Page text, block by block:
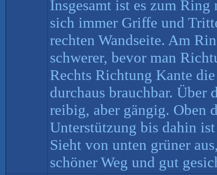
Insgesamt ist es zum
sich immer Griffe und
rechten Wandseite. Am
schwerer, bevor man
Rechts Richtung Kante
durchaus brauchbar. Über
reibig, aber gängig. Oben
Unterstützung bis dahin
Sieht von unten grüner
schöner Weg und gut